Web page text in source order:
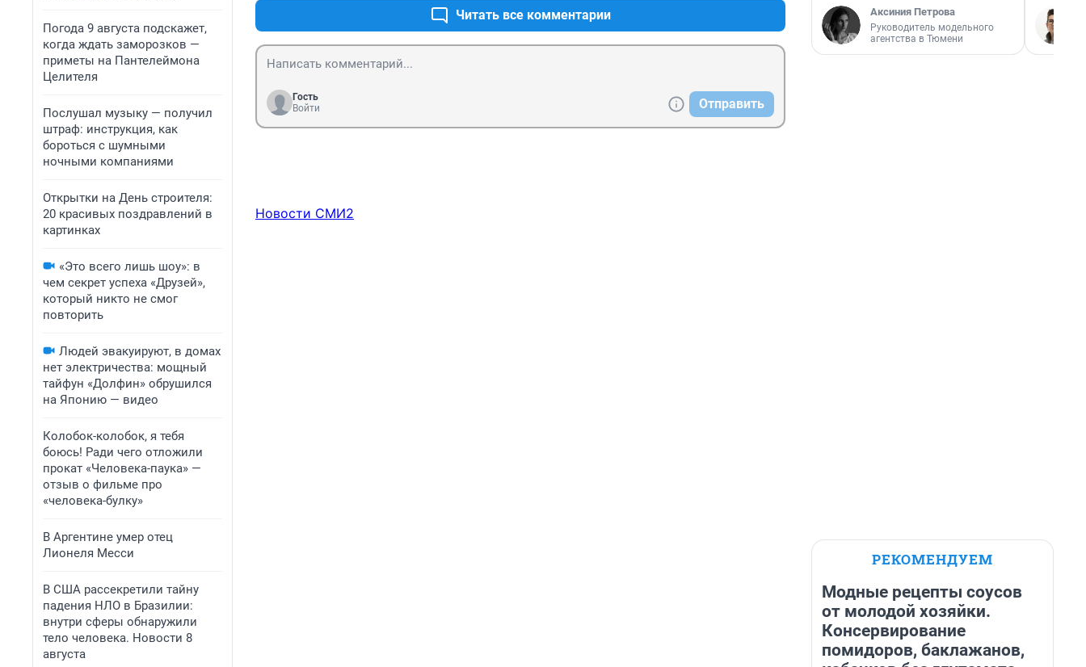
Погода 9 августа подскажет,
когда ждать заморозков —
приметы на Пантелеймона
Целителя
Послушал музыку — получил
штраф: инструкция, как
бороться с шумными
ночными компаниями
Открытки на День строителя:
20 красивых поздравлений в
картинках
«Это всего лишь шоу»: в
чем секрет успеха «Друзей»,
который никто не смог
повторить
Людей эвакуируют, в домах
нет электричества: мощный
тайфун «Долфин» обрушился
на Японию — видео
Колобок-колобок, я тебя
боюсь! Ради чего отложили
прокат «Человека-паука» —
отзыв о фильме про
«человека-булку»
В Аргентине умер отец
Лионеля Месси
В США рассекретили тайну
падения НЛО в Бразилии:
внутри сферы обнаружили
тело человека. Новости 8
августа
Читать все комментарии
Гость
Войти
Отправить
Новости СМИ2
Аксиния Петрова
Руководитель модельного
агентства в Тюмени
РЕКОМЕНДУЕМ
Модные рецепты соусов
от молодой хозяйки.
Консервирование
помидоров, баклажанов,